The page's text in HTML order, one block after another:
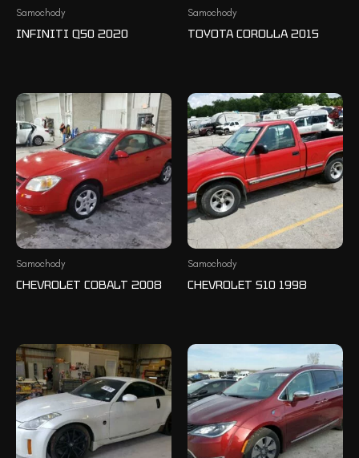
Samochody
INFINITI Q50 2020
Samochody
TOYOTA COROLLA 2015
Samochody
CHEVROLET COBALT 2008
Samochody
CHEVROLET S10 1998